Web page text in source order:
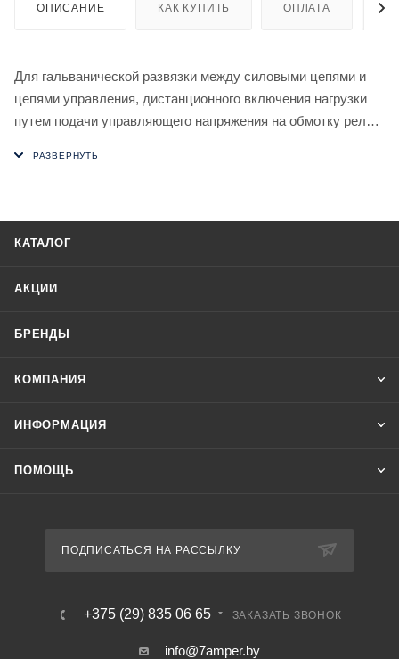
ОПИСАНИЕ КАК КУПИТЬ ОПЛАТА
Для гальванической развязки между силовыми цепями и
цепями управления, дистанционного включения нагрузки
путем подачи управляющего напряжения на обмотку реле,
КАТАЛОГ
АКЦИИ
БРЕНДЫ
КОМПАНИЯ
ИНФОРМАЦИЯ
ПОМОЩЬ
ПОДПИСАТЬСЯ НА РАССЫЛКУ
+375 (29) 835 06 65 ЗАКАЗАТЬ ЗВОНОК
info@7amper.by